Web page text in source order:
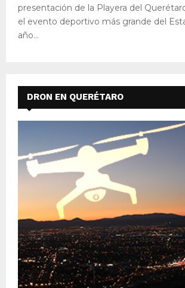
presentación de la Playera del
el evento deportivo más grande del
año...
DRON EN QUERÉTARO